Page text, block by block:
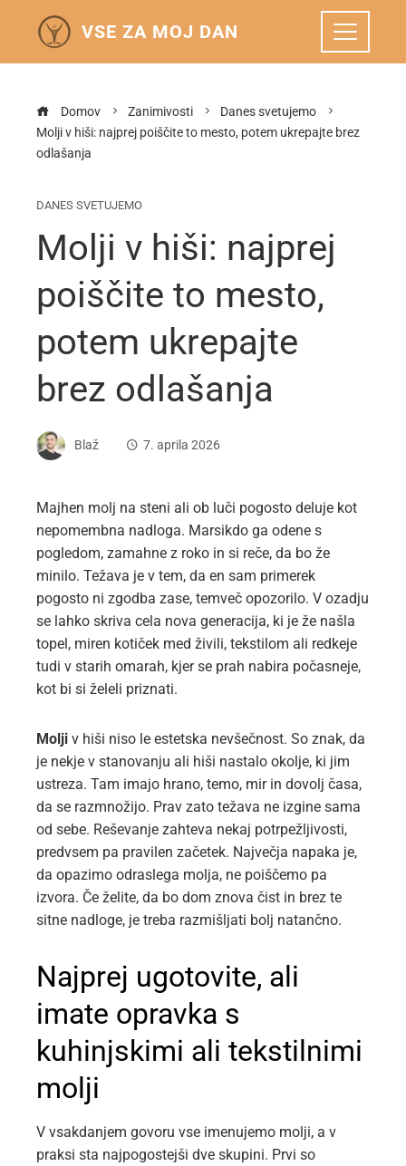
VSE ZA MOJ DAN
Domov Zanimivosti
Danes svetujemo
Molji v hiši: najprej poiščite to mesto, potem ukrepajte brez
odlašanja
DANES SVETUJEMO
Molji v hiši: najprej
poiščite to mesto,
potem ukrepajte
brez odlašanja
Blaž 7. aprila 2026
Majhen molj na steni ali ob luči pogosto deluje kot
nepomembna nadloga. Marsikdo ga odene s
pogledom, zamahne z roko in si reče, da bo že
minilo. Težava je v tem, da en sam primerek
pogosto ni zgodba zase, temveč opozorilo. V ozadju
se lahko skriva cela nova generacija, ki je že našla
topel, miren kotiček med živili, tekstilom ali redkeje
tudi v starih omarah, kjer se prah nabira počasneje,
kot bi si želeli priznati.
Molji v hiši niso le estetska nevšečnost. So znak, da
je nekje v stanovanju ali hiši nastalo okolje, ki jim
ustreza. Tam imajo hrano, temo, mir in dovolj časa,
da se razmnožijo. Prav zato težava ne izgine sama
od sebe. Reševanje zahteva nekaj potrpežljivosti,
predvsem pa pravilen začetek. Največja napaka je,
da opazimo odraslega molja, ne poiščemo pa
izvora. Če želite, da bo dom znova čist in brez te
sitne nadloge, je treba razmišljati bolj natančno.
Najprej ugotovite, ali
imate opravka s
kuhinjskimi ali tekstilnimi
molji
V vsakdanjem govoru vse imenujemo molji, a v
praksi sta najpogostejši dve skupini. Prvi so